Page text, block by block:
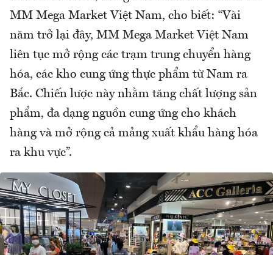
MM Mega Market Việt Nam, cho biết: “Vài
năm trở lại đây, MM Mega Market Việt Nam
liên tục mở rộng các trạm trung chuyển hàng
hóa, các kho cung ứng thực phẩm từ Nam ra
Bắc. Chiến lược này nhằm tăng chất lượng sản
phẩm, đa dạng nguồn cung ứng cho khách
hàng và mở rộng cả mảng xuất khẩu hàng hóa
ra khu vực”.